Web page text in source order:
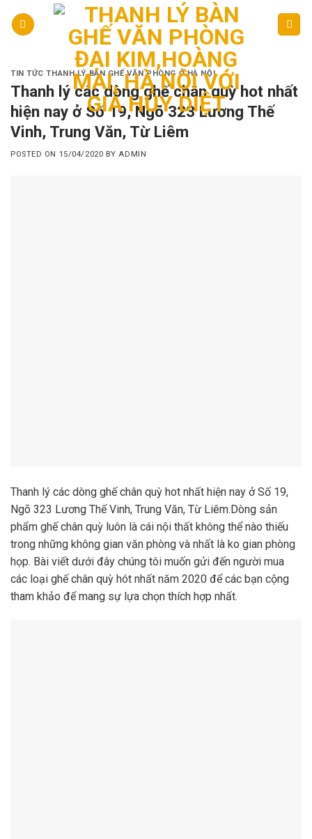
TIN TỨC THANH LÝ BÀN GHẾ VĂN PHÒNG Ở HÀ NỘI
Thanh lý các dòng ghế chân quỳ hot nhất
hiện nay ở Số 19, Ngõ 323 Lương Thế
Vinh, Trung Văn, Từ Liêm
POSTED ON 15/04/2020 BYADMIN
Thanh lý các dòng ghế chân quỳ hot nhất hiện nay ở Số 19,
Ngõ 323 Lương Thế Vinh, Trung Văn, Từ Liêm.Dòng sản
phẩm ghế chân quỳ luôn là cái nội thất không thể nào thiếu
trong những không gian văn phòng và nhất là ko gian phòng
họp. Bài viết dưới đây chúng tôi muốn gửi đến người mua
các loại ghế chân quỳ hót nhất năm 2020 để các bạn cộng
tham khảo để mang sự lựa chọn thích hợp nhất.